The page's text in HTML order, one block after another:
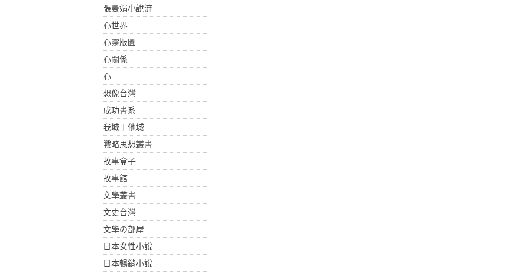
張曼娟小說流
心世界
心靈版圖
心關係
心
想像台灣
成功書系
我城︱他城
戰略思想叢書
故事盒子
故事館
文學叢書
文史台灣
文學の部屋
日本女性小說
日本暢銷小說